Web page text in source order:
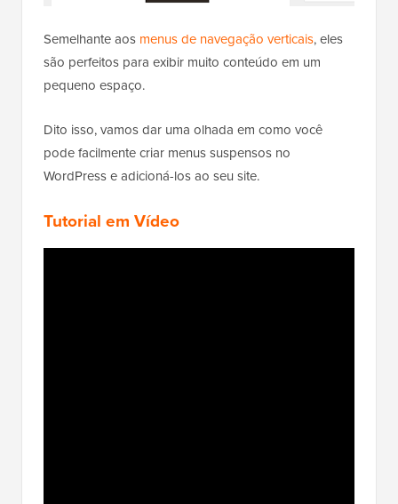
Semelhante aos menus de navegação verticais, eles
são perfeitos para exibir muito conteúdo em um
pequeno espaço.
Dito isso, vamos dar uma olhada em como você
pode facilmente criar menus suspensos no
WordPress e adicioná-los ao seu site.
Tutorial em Vídeo